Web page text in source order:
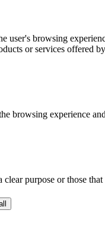
user's browsing
or services offered
browsing experience
clear purpose or those